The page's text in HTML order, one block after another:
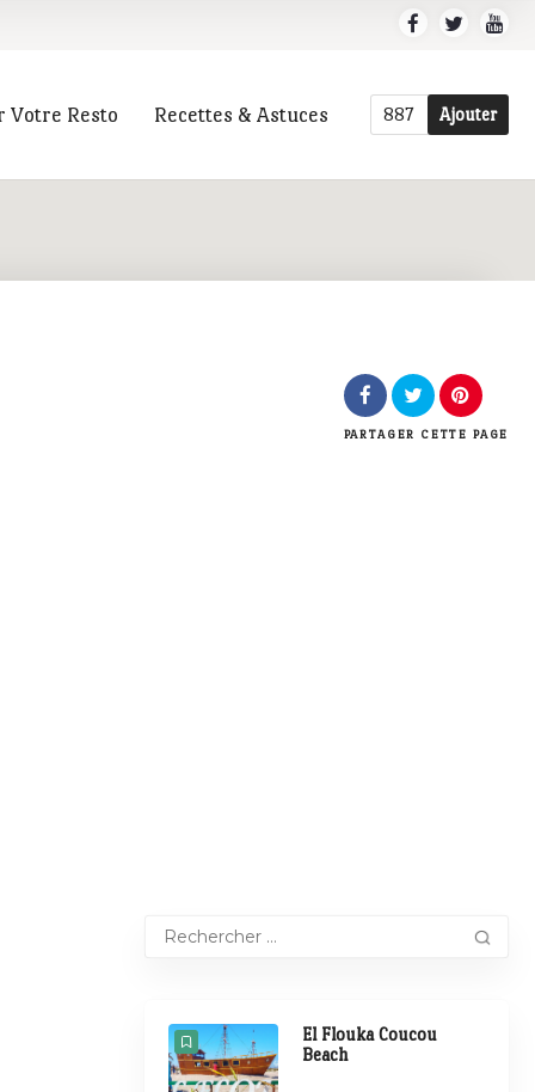
Votre Resto Recettes & Astuces 887 Ajouter
PARTAGER CETTE PAGE
El Flouka Coucou
Beach